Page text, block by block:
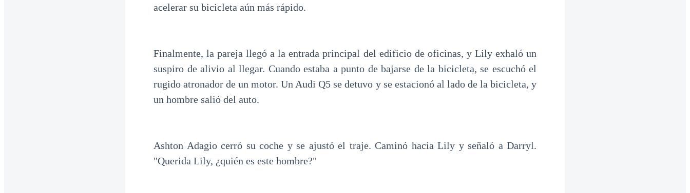
acelerar su bicicleta aún más rápido.
Finalmente, la pareja llegó a la entrada principal del edificio de oficinas, y Lily exhaló un
suspiro de alivio al llegar. Cuando estaba a punto de bajarse de la bicicleta, se escuchó el
rugido atronador de un motor. Un Audi Q5 se detuvo y se estacionó al lado de la bicicleta, y
un hombre salió del auto.
Ashton Adagio cerró su coche y se ajustó el traje. Caminó hacia Lily y señaló a Darryl.
"Querida Lily, ¿quién es este hombre?"